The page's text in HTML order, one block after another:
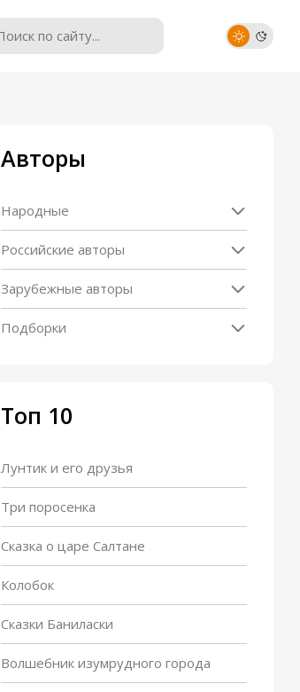
Авторы
Народные
Российские авторы
Зарубежные авторы
Подборки
Топ 10
Лунтик и его друзья
Три поросенка
Сказка о царе Салтане
Колобок
Сказки Баниласки
Волшебник изумрудного города